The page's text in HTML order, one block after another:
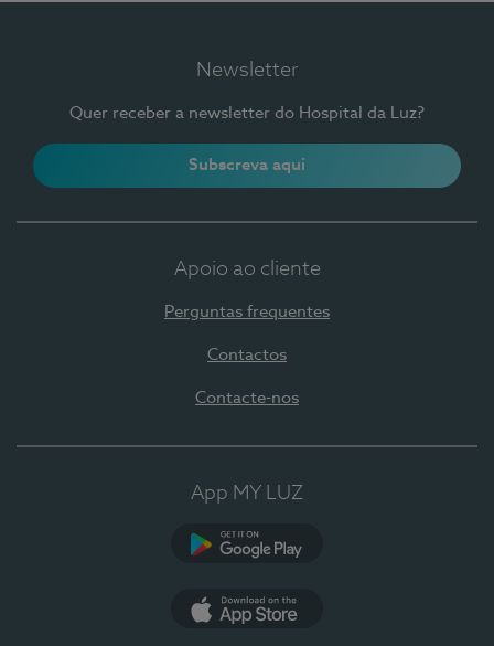
Newsletter
Quer receber a newsletter do Hospital da Luz?
Subscreva aqui
Apoio ao cliente
Perguntas frequentes
Contactos
Contacte-nos
App MY LUZ